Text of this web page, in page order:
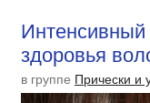
Интенсивный
здоровья
в группе Прически и